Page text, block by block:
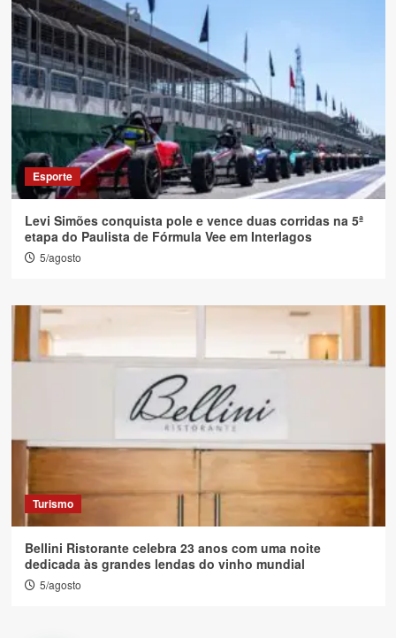
Esporte
Levi Simões conquista pole e vence duas corridas na 5ª
etapa do Paulista de Fórmula Vee em Interlagos
5/agosto
Turismo
Bellini Ristorante celebra 23 anos com uma noite
dedicada às grandes lendas do vinho mundial
5/agosto